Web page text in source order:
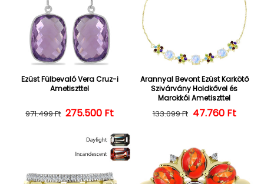
Ezüst Fülbevaló Vera Cruz-i
Ametiszttel
Normál ár
971.499 Ft Kedvezményes ár
275.500 Ft
Arannyal Bevont Ezüst Karkötő
Szivárvány Holdkővel és
Marokkói Ametiszttel
Normál ár
133.099 Ft 47.760 Ft